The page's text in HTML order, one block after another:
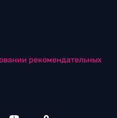
рекомендательных